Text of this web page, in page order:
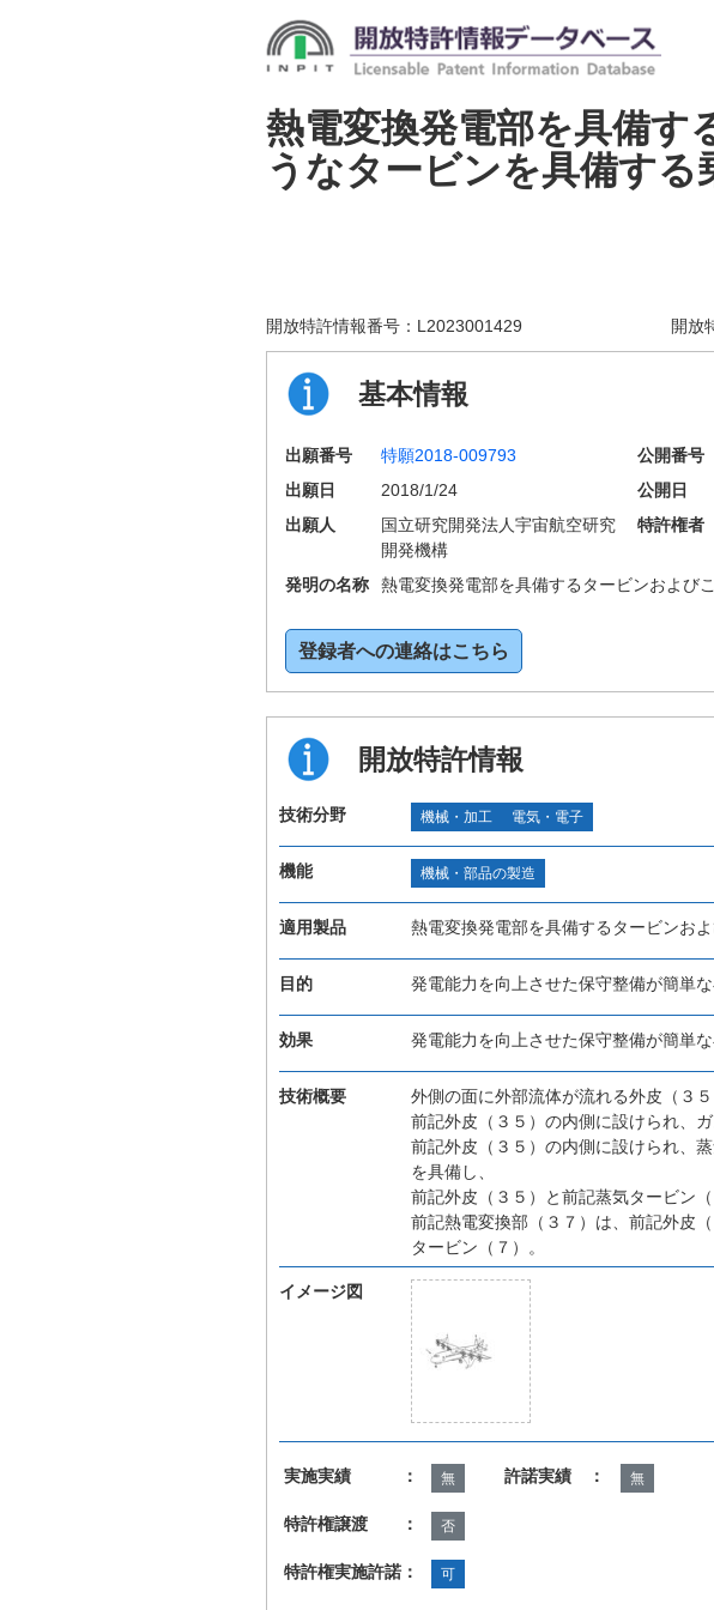
熱電変換発電部を具備す
うなタービンを具備する
開放特許情報番号： L2023001429 開放
基本情報
出願番号 特願2018-009793 公開番号
出願日
2018/1/24 公開日
出願人
国立研究開発法人宇宙航空研究
開発機構
特許権者
発明の名称 熱電変換発電部を具備するタービンおよび
登録者への連絡はこちら
開放特許情報
技術分野 機械・加工 電気・電子
機能 機械・部品の製造
適用製品 熱電変換発電部を具備するタービンお
目的 発電能力を向上させた保守整備が簡単
効果 発電能力を向上させた保守整備が簡単
技術概要
外側の面に外部流体が流れる外皮（３５
前記外皮（３５）の内側に設けられ、
前記外皮（３５）の内側に設けられ、
を具備し、
前記外皮（３５）と前記蒸気タービン
前記熱電変換部（３７）は、前記外皮
タービン（７）。
イメージ図
実施実績 ： 無 許諾実績 ： 無
特許権譲渡 ： 否
特許権実施許諾： 可